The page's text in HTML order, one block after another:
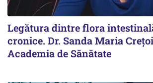
Legătura dintre flora
cronice. Dr. Sanda Maria
Academia de Sănătate